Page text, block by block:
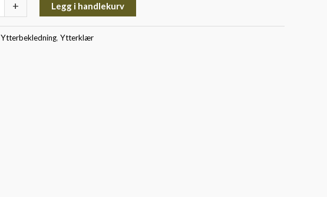
+ Legg i handlekurv
Ytterbekledning, Ytterklær